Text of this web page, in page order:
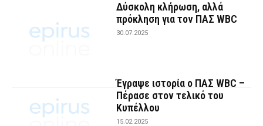
Δύσκολη κλήρωση, αλλά
πρόκληση για τον ΠΑΣ WBC
30.07.2025
Έγραψε ιστορία ο ΠΑΣ WBC –
Πέρασε στον τελικό του
Κυπέλλου
15.02.2025